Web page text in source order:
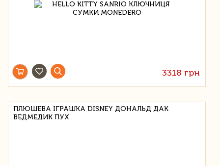
3318 грн
ПЛЮШЕВА ІГРАШКА DISNEY ДОНАЛЬД ДАК
ВЕДМЕДИК ПУХ